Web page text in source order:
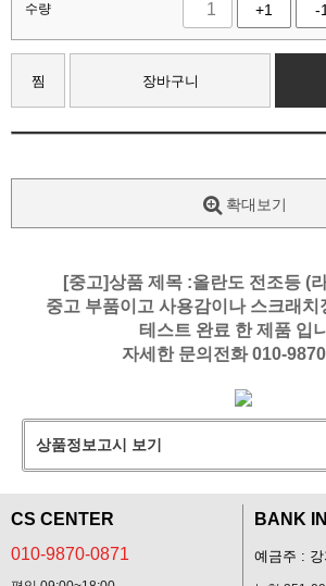
수량 +1 -1
찜 장바구니
확대보기
[중고]상품 제목 :올란도 전조등 (
중고 부품이고 사용감이나 스크래치
테스트 완료 한 제품 입
자세한 문의전화 010-
상품정보고시 보기
CS CENTER
010-9870-0871
BANK
예금주 :